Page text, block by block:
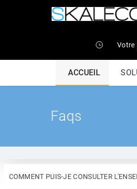
Votre
ACCUEIL
Faqs
COMMENT PUIS-JE CONSULTER